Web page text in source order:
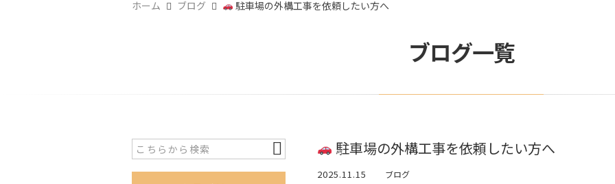
ホーム ブログ 駐車場の外構工事を依頼したい方へ
ブログ一覧
駐車場の外構工事を依頼したい方へ
2025.11.15 ブログ